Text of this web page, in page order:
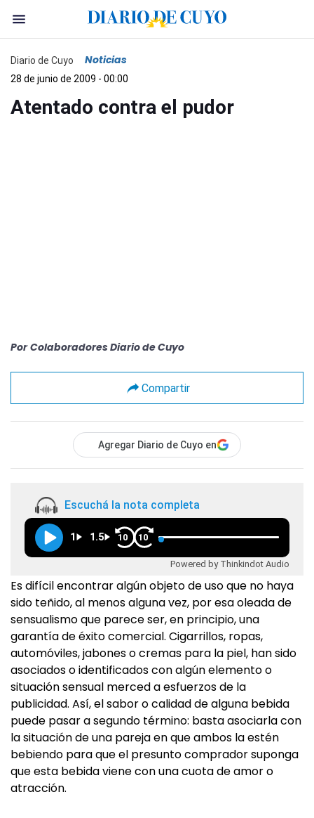
Diario de Cuyo Noticias
28 de junio de 2009 - 00:00
Atentado contra el pudor
Por Colaboradores Diario de Cuyo
Compartir
Agregar Diario de Cuyo en
Escuchá la nota completa
1 1.5 10 10
Powered by Thinkindot Audio
Es difícil encontrar algún objeto de uso que no haya
sido teñido, al menos alguna vez, por esa oleada de
sensualismo que parece ser, en principio, una
garantía de éxito comercial. Cigarrillos, ropas,
automóviles, jabones o cremas para la piel, han sido
asociados o identificados con algún elemento o
situación sensual merced a esfuerzos de la
publicidad. Así, el sabor o calidad de alguna bebida
puede pasar a segundo término: basta asociarla con
la situación de una pareja en que ambos la estén
bebiendo para que el presunto comprador suponga
que esta bebida viene con una cuota de amor o
atracción.